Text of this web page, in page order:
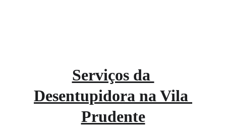
Serviços da
Desentupidora na Vila
Prudente